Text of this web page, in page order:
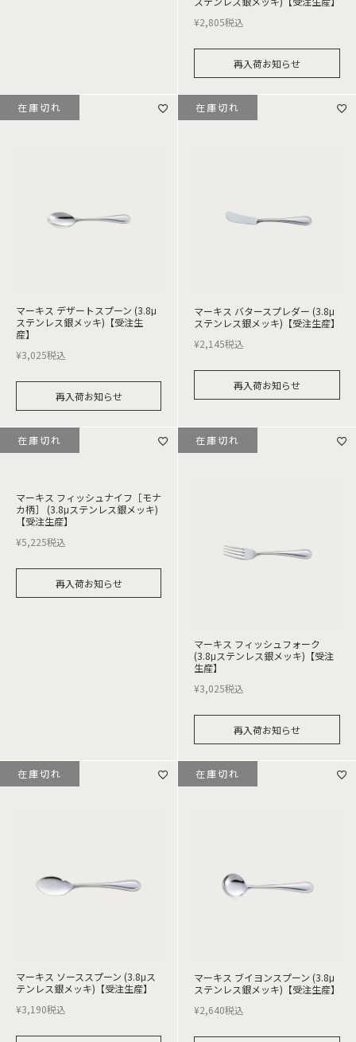
¥2,805税込
再入荷お知らせ
マーキス デザートスプーン (3.8μ
ステンレス銀メッキ)【受注生
産】
¥3,025税込
再入荷お知らせ
在庫切れ
マーキス バタースプレダー (3.8μ
ステンレス銀メッキ)【受注生産】
¥2,145税込
再入荷お知らせ
在庫切れ
マーキス フィッシュナイフ［モナ
カ柄］ (3.8μステンレス銀メッキ)
【受注生産】
¥5,225税込
再入荷お知らせ
在庫切れ
マーキス フィッシュフォーク
(3.8μステンレス銀メッキ)【受注
生産】
¥3,025税込
再入荷お知らせ
在庫切れ
マーキス ソーススプーン (3.8μス
テンレス銀メッキ)【受注生産】
¥3,190税込
在庫切れ
マーキス ブイヨンスプーン (3.8μ
ステンレス銀メッキ)【受注生産】
¥2,640税込
在庫切れ